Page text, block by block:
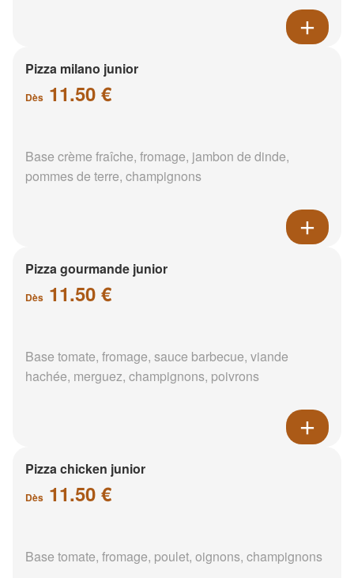
Pizza milano junior
Dès 11.50 €
Base crème fraîche, fromage, jambon de dinde,
pommes de terre, champignons
Pizza gourmande junior
Dès 11.50 €
Base tomate, fromage, sauce barbecue, viande
hachée, merguez, champignons, poivrons
Pizza chicken junior
Dès 11.50 €
Base tomate, fromage, poulet, oignons, champignons